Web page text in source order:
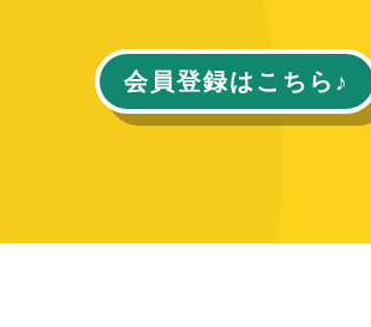
会員登録はこちら♪